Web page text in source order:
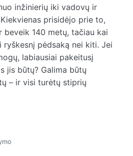
inžinierių iki vadovų ir
prisidėjo prie to,
140 metų, tačiau kai
pėdsaką nei kiti. Jei
labiausiai pakeitusį
jis būtų? Galima būtų
– ir visi turėtų stiprių